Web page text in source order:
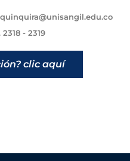
- 2319
clic aquí